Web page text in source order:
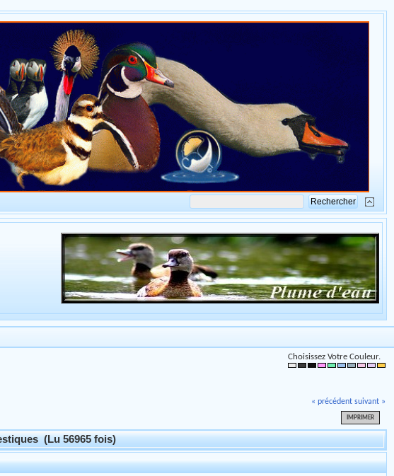
Choisissez Votre Couleur.
« précédent suivant »
IMPRIMER
(Lu 56965 fois)